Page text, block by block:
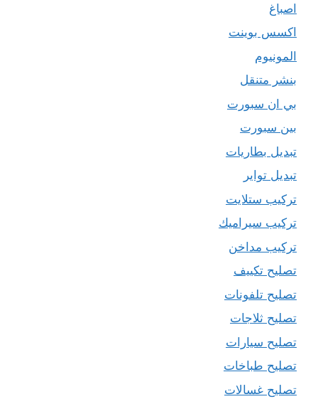
اصباغ
اكسس بوينت
المونيوم
بنشر متنقل
بي ان سبورت
بين سبورت
تبديل بطاريات
تبديل تواير
تركيب ستلايت
تركيب سيراميك
تركيب مداخن
تصليح تكييف
تصليح تلفونات
تصليح ثلاجات
تصليح سيارات
تصليح طباخات
تصليح غسالات